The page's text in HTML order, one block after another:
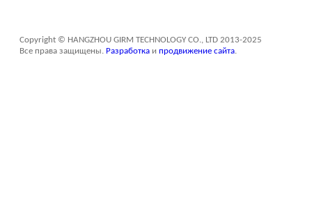
Copyright © HANGZHOU GIRM TECHNOLOGY CO., LTD 2013-2025
Все права защищены. Разработка и продвижение сайта.